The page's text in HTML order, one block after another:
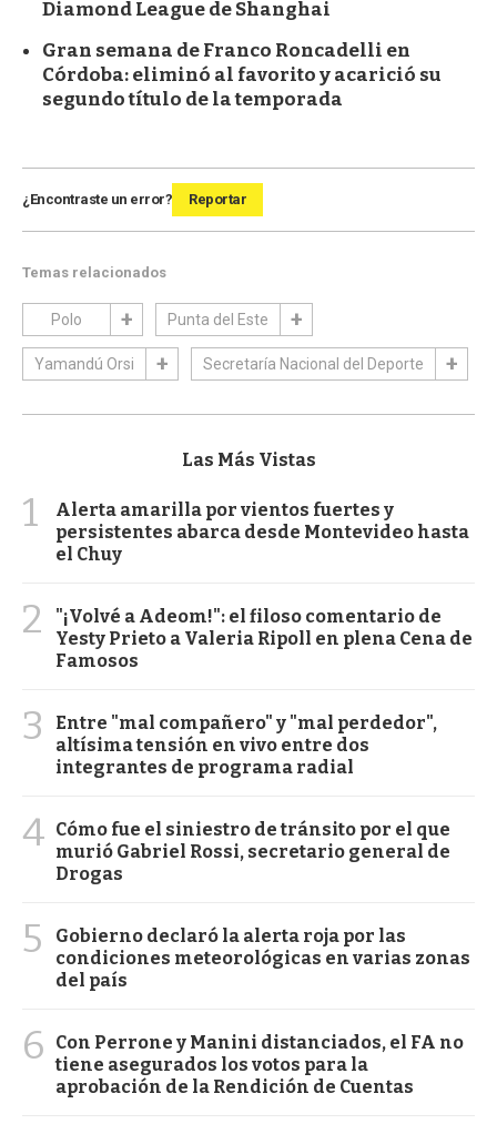
Diamond League de Shanghai
Gran semana de Franco Roncadelli en
Córdoba: eliminó al favorito y acarició su
segundo título de la temporada
¿Encontraste un error? Reportar
Temas relacionados
Polo Punta del Este
Yamandú Orsi Secretaría Nacional del Deporte
Las Más Vistas
1
Alerta amarilla por vientos fuertes y
persistentes abarca desde Montevideo hasta
el Chuy
2
"¡Volvé a Adeom!": el filoso comentario de
Yesty Prieto a Valeria Ripoll en plena Cena de
Famosos
3
Entre "mal compañero" y "mal perdedor",
altísima tensión en vivo entre dos
integrantes de programa radial
4 Cómo fue el siniestro de tránsito por el que
murió Gabriel Rossi, secretario general de
Drogas
5
Gobierno declaró la alerta roja por las
condiciones meteorológicas en varias zonas
del país
6
Con Perrone y Manini distanciados, el FA no
tiene asegurados los votos para la
aprobación de la Rendición de Cuentas